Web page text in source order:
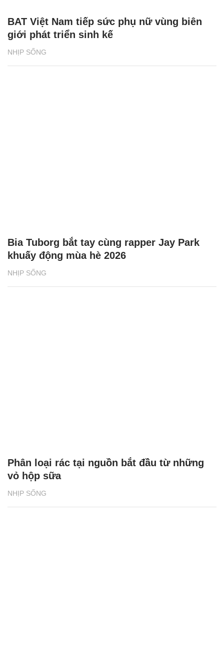
NHỊP SỐNG
BAT Việt Nam tiếp sức phụ nữ vùng biên
giới phát triển sinh kế
NHỊP SỐNG
Bia Tuborg bắt tay cùng rapper Jay Park
khuấy động mùa hè 2026
NHỊP SỐNG
Phân loại rác tại nguồn bắt đầu từ những
vỏ hộp sữa